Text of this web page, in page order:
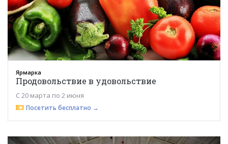
Ярмарка
Продовольствие в удовольствие
С 20 марта по 2 июня
Посетить бесплатно →